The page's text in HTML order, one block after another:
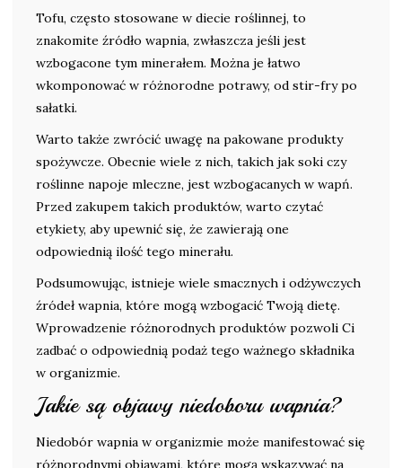
Tofu, często stosowane w diecie roślinnej, to
znakomite źródło wapnia, zwłaszcza jeśli jest
wzbogacone tym minerałem. Można je łatwo
wkomponować w różnorodne potrawy, od stir-fry po
sałatki.
Warto także zwrócić uwagę na pakowane produkty
spożywcze. Obecnie wiele z nich, takich jak soki czy
roślinne napoje mleczne, jest wzbogacanych w wapń.
Przed zakupem takich produktów, warto czytać
etykiety, aby upewnić się, że zawierają one
odpowiednią ilość tego minerału.
Podsumowując, istnieje wiele smacznych i odżywczych
źródeł wapnia, które mogą wzbogacić Twoją dietę.
Wprowadzenie różnorodnych produktów pozwoli Ci
zadbać o odpowiednią podaż tego ważnego składnika
w organizmie.
Jakie są objawy niedoboru wapnia?
Niedobór wapnia w organizmie może manifestować się
różnorodnymi objawami, które mogą wskazywać na